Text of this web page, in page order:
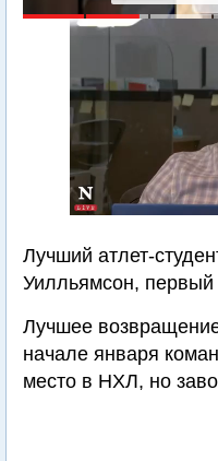
Лучший атлет-
Уилльямсон,
Лучшее
начале января
место в НХЛ, но